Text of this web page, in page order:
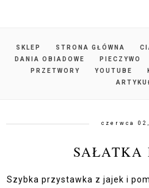
SKLEP STRONA GŁÓWNA
DANIA OBIADOWE
PIECZYWO
PRZETWORY
YOUTUBE
czerwca
SAŁATKA
Szybka przystawka z jajek i